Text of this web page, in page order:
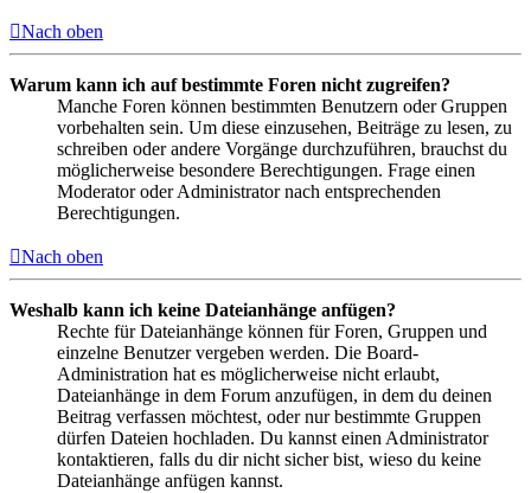
Nach oben
Warum kann ich auf bestimmte Foren nicht zugreifen?
Manche Foren können bestimmten Benutzern oder Gruppen
vorbehalten sein. Um diese einzusehen, Beiträge zu lesen, zu
schreiben oder andere Vorgänge durchzuführen, brauchst du
möglicherweise besondere Berechtigungen. Frage einen
Moderator oder Administrator nach entsprechenden
Berechtigungen.
Nach oben
Weshalb kann ich keine Dateianhänge anfügen?
Rechte für Dateianhänge können für Foren, Gruppen und
einzelne Benutzer vergeben werden. Die Board-
Administration hat es möglicherweise nicht erlaubt,
Dateianhänge in dem Forum anzufügen, in dem du deinen
Beitrag verfassen möchtest, oder nur bestimmte Gruppen
dürfen Dateien hochladen. Du kannst einen Administrator
kontaktieren, falls du dir nicht sicher bist, wieso du keine
Dateianhänge anfügen kannst.